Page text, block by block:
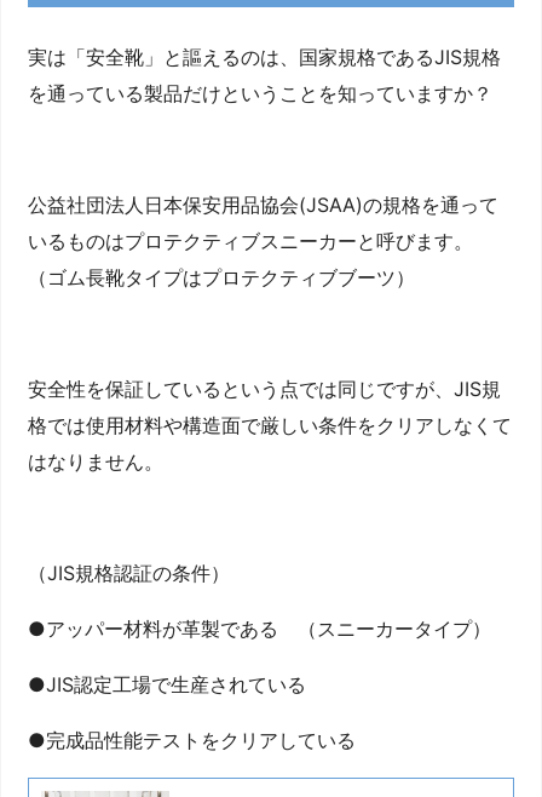
実は「安全靴」と謳えるのは、国家規格であるJIS規格
を通っている製品だけということを知っていますか？
公益社団法人日本保安用品協会(JSAA)の規格を通って
いるものはプロテクティブスニーカーと呼びます。
（ゴム長靴タイプはプロテクティブブーツ）
安全性を保証しているという点では同じですが、JIS規
格では使用材料や構造面で厳しい条件をクリアしなくて
はなりません。
（JIS規格認証の条件）
●アッパー材料が革製である （スニーカータイプ）
●JIS認定工場で生産されている
●完成品性能テストをクリアしている